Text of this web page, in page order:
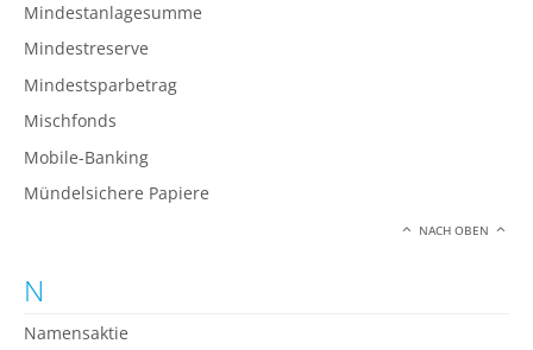
Mindestanlagesumme
Mindestreserve
Mindestsparbetrag
Mischfonds
Mobile-Banking
Mündelsichere Papiere
NACH OBEN
N
Namensaktie